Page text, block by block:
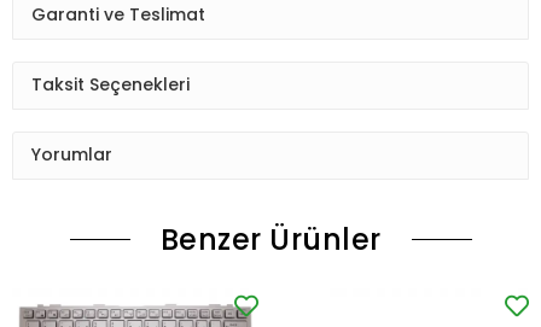
Garanti ve Teslimat
Taksit Seçenekleri
Yorumlar
Benzer Ürünler